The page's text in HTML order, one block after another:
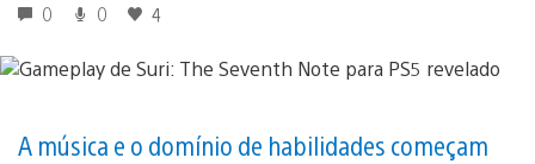
0 0 4
A música e o domínio de habilidades começam